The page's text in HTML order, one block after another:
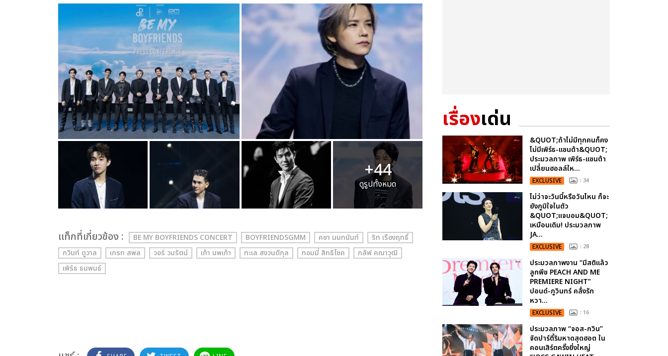
+44
ดูรูปทั้งหมด
เเท็กที่เกี่ยวข้อง : BE MY BOYFRIENDS CONCERT BOYFRIENDSGMM คชา นนทนันท์
ริท เรืองฤทธิ์
กวินท์ ดูวาล
เกรท สพล วอร์ วนรัตน์ เก้า นพเก้า ทะเล สงวนดีกุล ทอมมี่ สิทธิโชค
กลัฟ คณาวุฒิ
เพิร์ธ ธนพนธ์
เรื่องเด่น
&QUOT;ถ้าไม่มีทุกคนก็คง
ไม่มีเพิร์ธ-แซนต้า&QUOT;
ประมวลภาพ เพิร์ธ-แซนต้า
เปลี่ยนฮอลล์ให...
EXCLUSIVE : 34
ไม่ว่าจะวันนี้หรือวันไหน ก็จะ
ยังภูมิใจในตัว
&QUOT;แจบอม&QUOT;
เหมือนเดิม! ประมวลภาพ
JA...
EXCLUSIVE : 28
ประมวลภาพงาน “มีสติแล้ว
ลูกพีช PEACH AND ME
PREMIERE NIGHT”
ปอนด์-ภูวินทร์ คลั่งรัก
หวา...
EXCLUSIVE : 16
ประมวลภาพ “จอส-กวิน”
จัดปาร์ตี้ริมหาดสุดฮอต ใน
คอนเสิร์ตครั้งยิ่งใหญ่